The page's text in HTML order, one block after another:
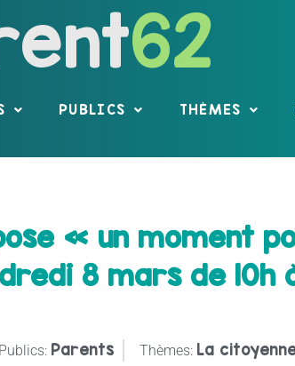
62
PUBLICS THÈMES
« un moment
8 mars de 10h
Publics: Parents Thèmes: La